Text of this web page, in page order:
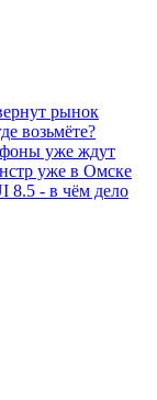
рынок
возьмёте?
уже ждут
уже в Омске
8.5 - в чём дело